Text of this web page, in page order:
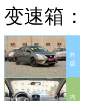
变速箱：
外
观
内